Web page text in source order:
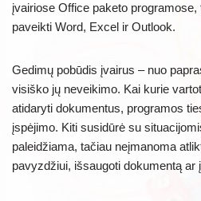
įvairiose Office paketo
paveikti Word, Excel ir Outlook.
Gedimų pobūdis įvairus – nuo
visiško jų neveikimo. Kai kurie
atidaryti dokumentus, programos
įspėjimo. Kiti susidūrė su
paleidžiama, tačiau neįmanoma
pavyzdžiui, išsaugoti dokumentą ar